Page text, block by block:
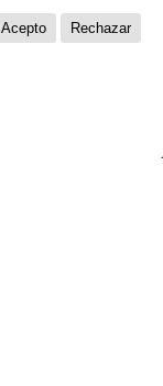
Acepto Rechazar